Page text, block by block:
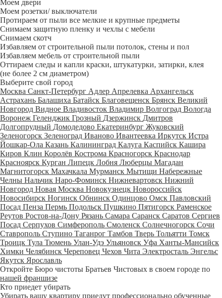
Моем двери
Моем розетки/ выключатели
Протираем от пыли все мелкие и крупные предметы
Снимаем защитную пленку и чехлы с мебели
Снимаем скотч
Избавляем от строительной пыли потолок, стены и пол
Избавляем мебель от строительной пыли
Оттираем следы и капли краски, штукатурки, затирки, клея
(не более 2 см диаметром)
Выберите свой город
Москва Санкт-Петербург Адлер Апрелевка Архангельск
Астрахань Балашиха Батайск Благовещенск Брянск Великий
Новгород Видное Владивосток Владимир Волгоград Вологда
Воронеж Геленджик Грозный Дзержинск Дмитров
Долгопрудный Домодедово Екатеринбург Жуковский
Зеленогорск Зеленоград Иваново Ивантеевка Иркутск Истра
Йошкар-Ола Казань Калининград Калуга Каспийск Кашира
Киров Клин Королёв Кострома Красногорск Краснодар
Красноярск Курган Липецк Лобня Люберцы Магадан
Магнитогорск Махачкала Мурманск Мытищи Набережные
Челны Нальчик Наро-Фоминск Нижневартовск Нижний
Новгород Новая Москва Новокузнецк Новороссийск
Новосибирск Ногинск Обнинск Одинцово Омск Павловский
Посад Пенза Пермь Подольск Пушкино Пятигорск Раменское
Реутов Ростов-на-Дону Рязань Самара Саранск Саратов Сергиев
Посад Серпухов Симферополь Смоленск Солнечногорск Сочи
Ставрополь Ступино Таганрог Тамбов Тверь Тольятти Томск
Троицк Тула Тюмень Улан-Удэ Ульяновск Уфа Ханты-Мансийск
Химки Челябинск Череповец Чехов Чита Электросталь Энгельс
Якутск Ярославль
Откройте Бюро чистоты Братьев Чистовых в своем городе по
нашей франшизе
Кто приедет убирать
Убирать вашу квартиру приедут профессионально обученные